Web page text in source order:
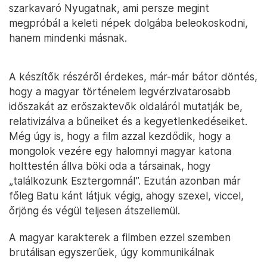
szarkavaró Nyugatnak, ami persze megint
megpróbál a keleti népek dolgába beleokoskodni,
hanem mindenki másnak.
A készítők részéről érdekes, már-már bátor döntés,
hogy a magyar történelem legvérzivatarosabb
időszakát az erőszaktevők oldaláról mutatják be,
relativizálva a bűneiket és a kegyetlenkedéseiket.
Még úgy is, hogy a film azzal kezdődik, hogy a
mongolok vezére egy halomnyi magyar katona
holttestén állva böki oda a társainak, hogy
„találkozunk Esztergomnál”. Ezután azonban már
főleg Batu kánt látjuk végig, ahogy szexel, viccel,
őrjöng és végül teljesen átszellemül.
A magyar karakterek a filmben ezzel szemben
brutálisan egyszerűek, úgy kommunikálnak